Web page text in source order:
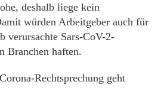
deshalb liege kein
würden Arbeitgeber auch für
verursachte Sars-CoV-2-
Branchen haften.
Rechtsprechung geht